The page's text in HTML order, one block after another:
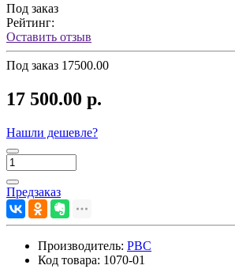
Под заказ
Рейтинг:
Оставить отзыв
Под заказ 17500.00
17 500.00 р.
Нашли дешевле?
Предзаказ
Производитель: РВС
Код товара: 1070-01